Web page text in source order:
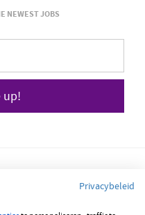
NEWEST JOBS
up!
Privacybeleid